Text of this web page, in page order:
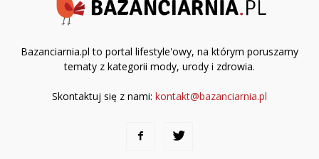
Bazanciarnia.pl to portal lifestyle'owy, na którym poruszamy
tematy z kategorii mody, urody i zdrowia.
Skontaktuj się z nami: kontakt@bazanciarnia.pl